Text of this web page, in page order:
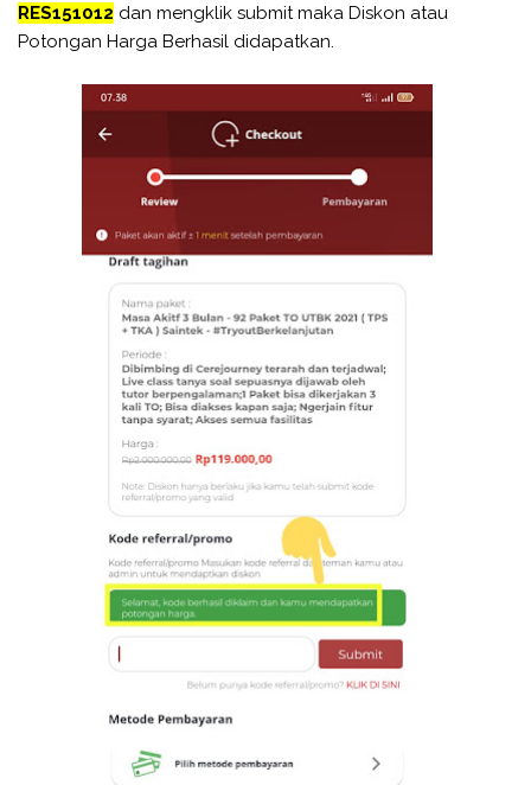
RES151012 dan mengklik submit maka Diskon atau
Potongan Harga Berhasil didapatkan.